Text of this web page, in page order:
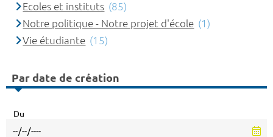
Ecoles et instituts (85)
Notre politique - Notre projet d'école (1)
Vie étudiante (15)
Par date de création
Du